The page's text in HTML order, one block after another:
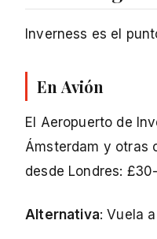
Inverness es el
En Avión
El Aeropuerto de
Ámsterdam y otras
desde Londres:
Alternativa: Vuela